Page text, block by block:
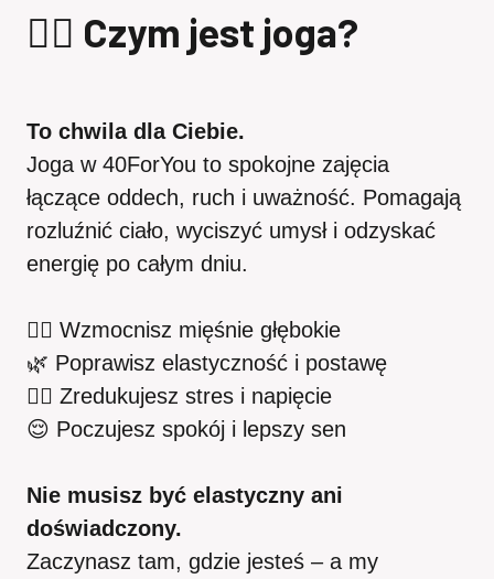
🧘‍♀️ Czym jest joga?
To chwila dla Ciebie.
Joga w 40ForYou to spokojne zajęcia
łączące oddech, ruch i uważność. Pomagają
rozluźnić ciało, wyciszyć umysł i odzyskać
energię po całym dniu.
🧘‍♀️ Wzmocnisz mięśnie głębokie
🌿 Poprawisz elastyczność i postawę
💆‍♂️ Zredukujesz stres i napięcie
😌 Poczujesz spokój i lepszy sen
Nie musisz być elastyczny ani
doświadczony.
Zaczynasz tam, gdzie jesteś – a my